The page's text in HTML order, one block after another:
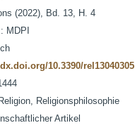
(2022), Bd. 13, H. 4
MDPI
10.3390/rel13040305
Religionsphilosophie
Artikel